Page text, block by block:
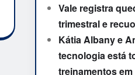
Vale registra
trimestral e
Kátia Albany e
tecnologia está
treinamentos